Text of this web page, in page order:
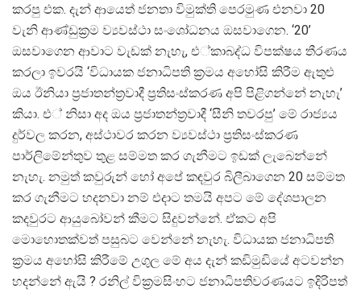
කරපු එක. දැන් ආයෙත් ජනතා විමුක්ති පෙරමුණ එනවා 20
වැනි ආණ්ඩුක‍්‍රම ව්‍යවස්ථා සංශෝධනය ඔසවාගෙන. ‘20’
ඔසවාගෙන ආවාට වැඩක් නැහැ, එ්කාබද්ධ විපක්ෂය තීරණය
කරලා ඉවරයි ‘විධායක ජනාධිපති ක‍්‍රමය අහෝසි කිරීම ඇතුළු
ඔය ඊනියා ප‍්‍රජාතන්ත‍්‍රවාදී ප‍්‍රතිසංස්කරණ අපි පිළිගන්නේ නැහැ’
කියා. එ් නිසා අද ඔය ප‍්‍රජාතන්ත‍්‍රවාදී ‘සීනි තවරපු’ මේ රාජ්‍යය
දුර්වල කරන, අස්ථාවර කරන ව්‍යවස්ථා ප‍්‍රතිසංස්කරණ
පාර්ලිමේන්තුව තුළ සම්මත කර ගැනීමට ඉඩක් ලැබෙන්නේ
නැහැ. නමුත් කවුරුන් හෝ අපේ කඳවුර බිලීබාගෙන 20 සම්මත
කර ගැනීමට හදනවා නම් එදාට තමයි අපට මේ දේශපාලන
කදවුරට ආයුබෝවන් කීමට සිදුවන්නේ. ඒකට අපි
මොහොතක්වත් පසුබට වෙන්නේ නැහැ. විධායක ජනාධිපති
ක‍්‍රමය අහෝසි කිරීමේ උගුල මේ අය දැන් කඩිමුඩියේ අටවන්න
හදන්නේ ඇයි ? රනිල් වික‍්‍රමසිංහට ජනාධිපතිවරණයට ඉදිරිපත්